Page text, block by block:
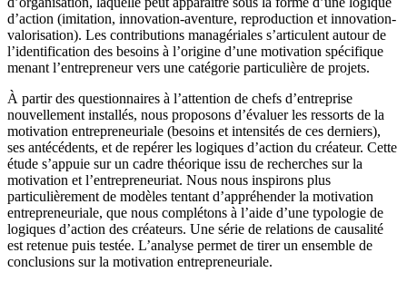
d’action (imitation, innovation-aventure, reproduction et innovation-
valorisation). Les contributions managériales s’articulent autour de
l’identification des besoins à l’origine d’une motivation spécifique
menant l’entrepreneur vers une catégorie particulière de projets.
À partir des questionnaires à l’attention de chefs d’entreprise
nouvellement installés, nous proposons d’évaluer les ressorts de la
motivation entrepreneuriale (besoins et intensités de ces derniers),
ses antécédents, et de repérer les logiques d’action du créateur. Cette
étude s’appuie sur un cadre théorique issu de recherches sur la
motivation et l’entrepreneuriat. Nous nous inspirons plus
particulièrement de modèles tentant d’appréhender la motivation
entrepreneuriale, que nous complétons à l’aide d’une typologie de
logiques d’action des créateurs. Une série de relations de causalité
est retenue puis testée. L’analyse permet de tirer un ensemble de
conclusions sur la motivation entrepreneuriale.